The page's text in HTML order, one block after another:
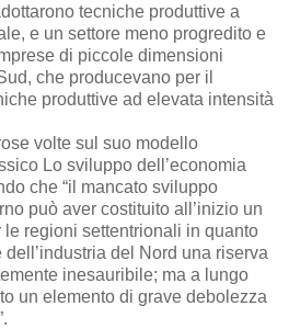
tecniche produttive a
e un settore meno progredito e
di piccole dimensioni
che producevano per il
produttive ad elevata intensità
volte sul suo modello
Lo sviluppo dell’economia
che “il mancato sviluppo
può aver costituito all’inizio un
regioni settentrionali in quanto
del Nord una riserva
inesauribile; ma a lungo
un elemento di grave debolezza